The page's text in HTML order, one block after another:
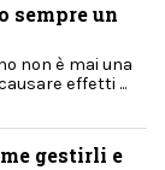
sempre un
non è mai una
effetti ...
gestirli e